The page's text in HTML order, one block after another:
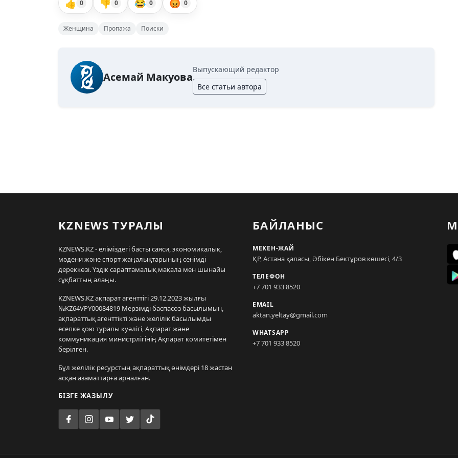
👍 0 👎 0 😂 0 😡 0
Женщина Пропажа Поиски
Асемай Макуова
Выпускающий редактор
Все статьи автора
KZNEWS ТУРАЛЫ
KZNEWS.KZ - еліміздегі басты саяси, экономикалық,
мәдени және спорт жаңалықтарының сенімді
дереккөзі. Үздік сараптамалық мақала мен шынайы
сұқбаттың алаңы.
KZNEWS.KZ ақпарат агенттігі 29.12.2023 жылғы
№KZ64VPY00084819 Мерзімді баспасөз басылымын,
ақпараттық агенттікті және желілік басылымды
есепке қою туралы куәлігі, Ақпарат және
коммуникация министрлігінің Ақпарат комитетімен
берілген.
Бұл желілік ресурстың ақпараттық өнімдері 18 жастан
асқан азаматтарға арналған.
БІЗГЕ ЖАЗЫЛУ
БАЙЛАНЫС
МЕКЕН-ЖАЙ
ҚР, Астана қаласы, Әбікен Бектұров көшесі, 4/3
ТЕЛЕФОН
+7 701 933 8520
EMAIL
aktan.yeltay@gmail.com
WHATSAPP
+7 701 933 8520